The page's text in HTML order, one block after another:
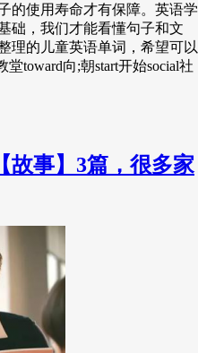
的使用寿命才有保障。英语学
础，我们才能看懂句子和文
理的儿童英语单词，希望可以
toward向;朝start开始social社
故事】3篇，很多家